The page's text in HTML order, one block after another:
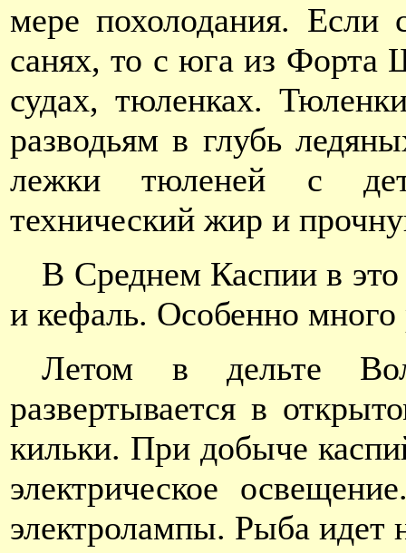
мере похолодания. Если
санях, то с юга из
судах, тюленках.
разводьям в глубь
лежки тюленей с
технический жир и
В Среднем Каспии в
и кефаль. Особенно
Летом в дельте
развертывается в
кильки. При добыче
электрическое
электролампы. Рыба идет